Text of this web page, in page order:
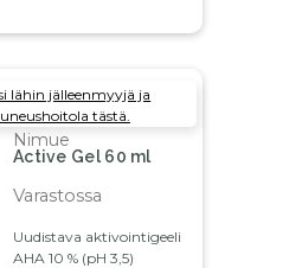
lähin jälleenmyyjä ja
tästä.
Nimue
Active Gel 60 ml
Varastossa
Uudistava aktivointigeeli
AHA 10 % (pH 3,5)